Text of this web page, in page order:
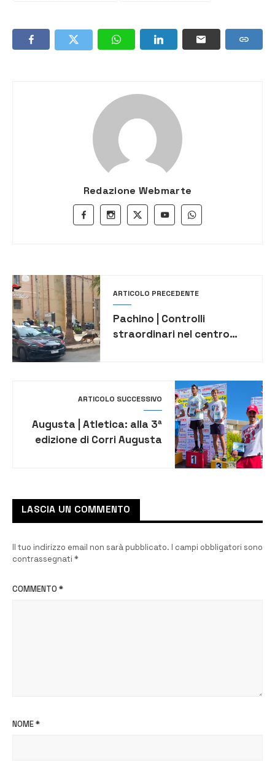
Redazione Webmarte
ARTICOLO PRECEDENTE
Pachino | Controlli
straordinari nel centro
ARTICOLO SUCCESSIVO
Augusta | Atletica: alla 3ª
edizione di Corri Augusta
LASCIA UN COMMENTO
Il tuo indirizzo email non sarà pubblicato. I campi obbligatori sono
contrassegnati *
COMMENTO *
NOME*